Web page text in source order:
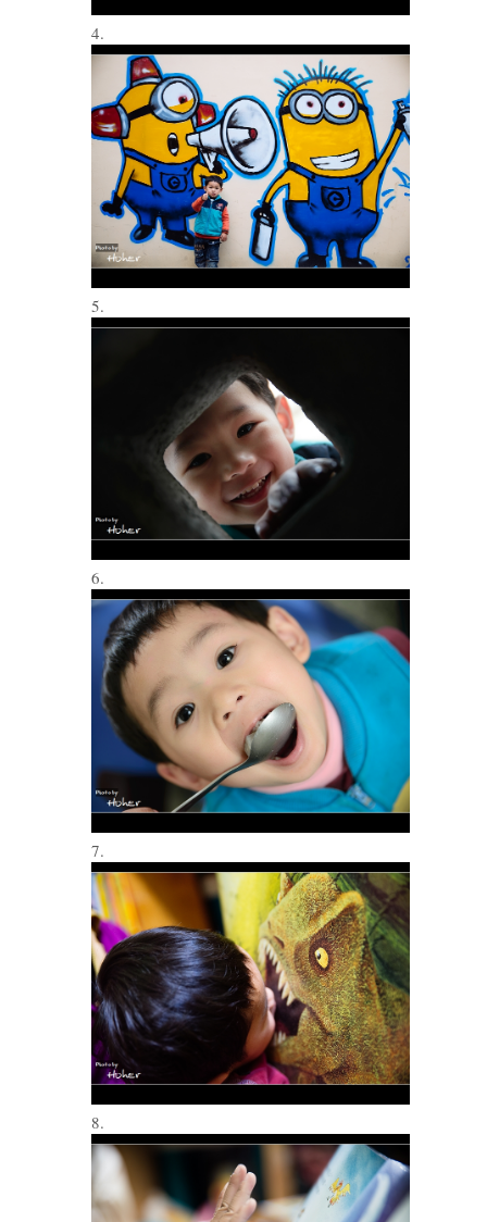
4.
5.
6.
7.
8.